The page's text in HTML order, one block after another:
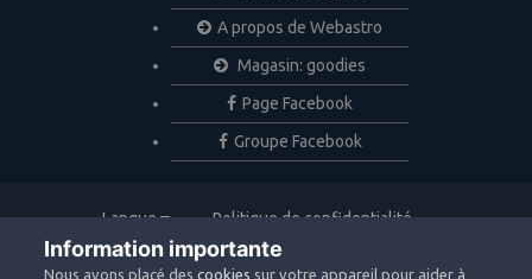
A propos de Webastro
Magasin: goodies
Page Facebook
Groupe Facebook
Langue
Politique de confidentialité
Nous contacter
Copyright © 2020 Webastro
Information importante
Nous avons placé descookies sur votre appareil pour aider à